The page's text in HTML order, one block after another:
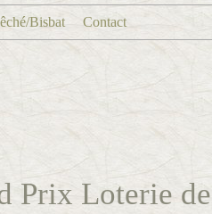
Bisbat Contact
Prix Loterie de